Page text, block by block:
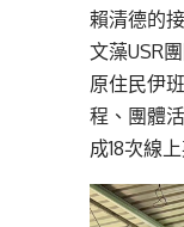
賴清德的
文藻USR
原住民伊
程、團體
成18次線